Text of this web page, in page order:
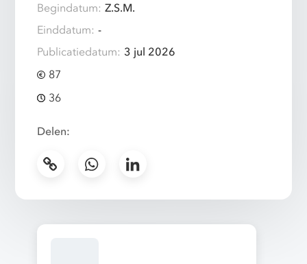
Begindatum: Z.S.M.
Einddatum: -
Publicatiedatum: 3 jul 2026
87
36
Delen: